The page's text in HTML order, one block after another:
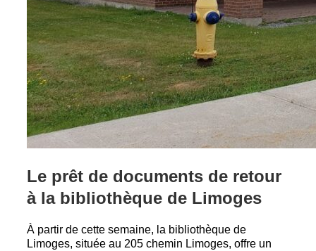
Le prêt de documents de retour
à la bibliothèque de Limoges
À partir de cette semaine, la bibliothèque de
Limoges, située au 205 chemin Limoges, offre un